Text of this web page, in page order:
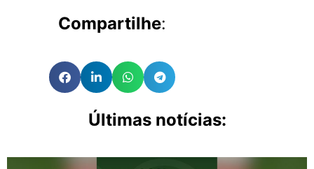
Compartilhe:
Últimas notícias: